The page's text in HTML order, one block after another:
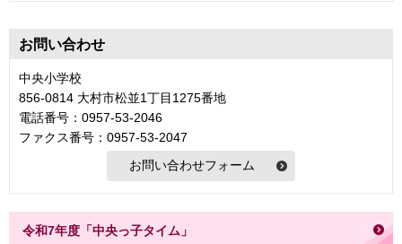
お問い合わせ
中央小学校
856-0814 大村市松並1丁目1275番地
電話番号：0957-53-2046
ファクス番号：0957-53-2047
令和7年度「中央っ子タイム」